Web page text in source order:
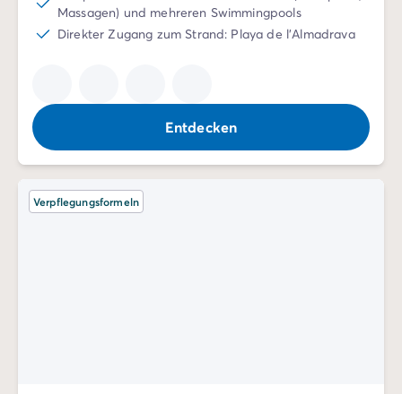
Urlaubsvorbereitung
Reiserücktrittsversicherung
Massagen) und mehreren Swimmingpools
Direkter Zugang zum Strand: Playa de l'Almadrava
Entdecken
Verpflegungsformeln